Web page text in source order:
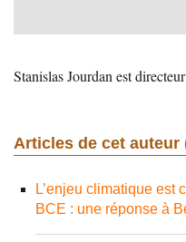
Stanislas Jourdan est
Articles de cet auteur
L’enjeu climatique est
BCE : une réponse à